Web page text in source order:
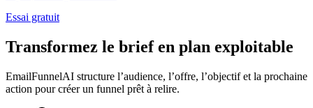
Essai gratuit
Transformez le brief en plan exploitable
EmailFunnelAI structure l’audience, l’offre, l’objectif et la prochaine
action pour créer un funnel prêt à relire.